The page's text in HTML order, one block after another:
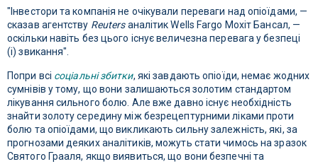
"Інвестори та компанія не очікували переваги над опіоїдами, —
сказав агентству Reutersаналітик Wells Fargo Мохіт Бансал, —
оскільки навіть без цього існує величезна перевага у безпеці
(і) звикання".
Попри всі соціальні збитки, які завдають опіоїди, немає жодних
сумнівів у тому, що вони залишаються золотим стандартом
лікування сильного болю. Але вже давно існує необхідність
знайти золоту середину між безрецептурними ліками проти
болю та опіоїдами, що викликають сильну залежність, які, за
прогнозами деяких аналітиків, можуть стати чимось на зразок
Святого Грааля, якщо виявиться, що вони безпечні та